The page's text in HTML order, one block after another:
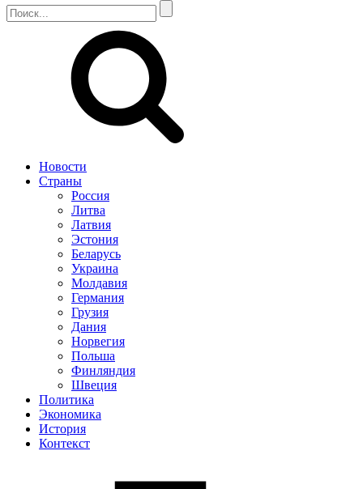
Новости
Страны
Россия
Литва
Латвия
Эстония
Беларусь
Украина
Молдавия
Германия
Грузия
Дания
Норвегия
Польша
Финляндия
Швеция
Политика
Экономика
История
Контекст